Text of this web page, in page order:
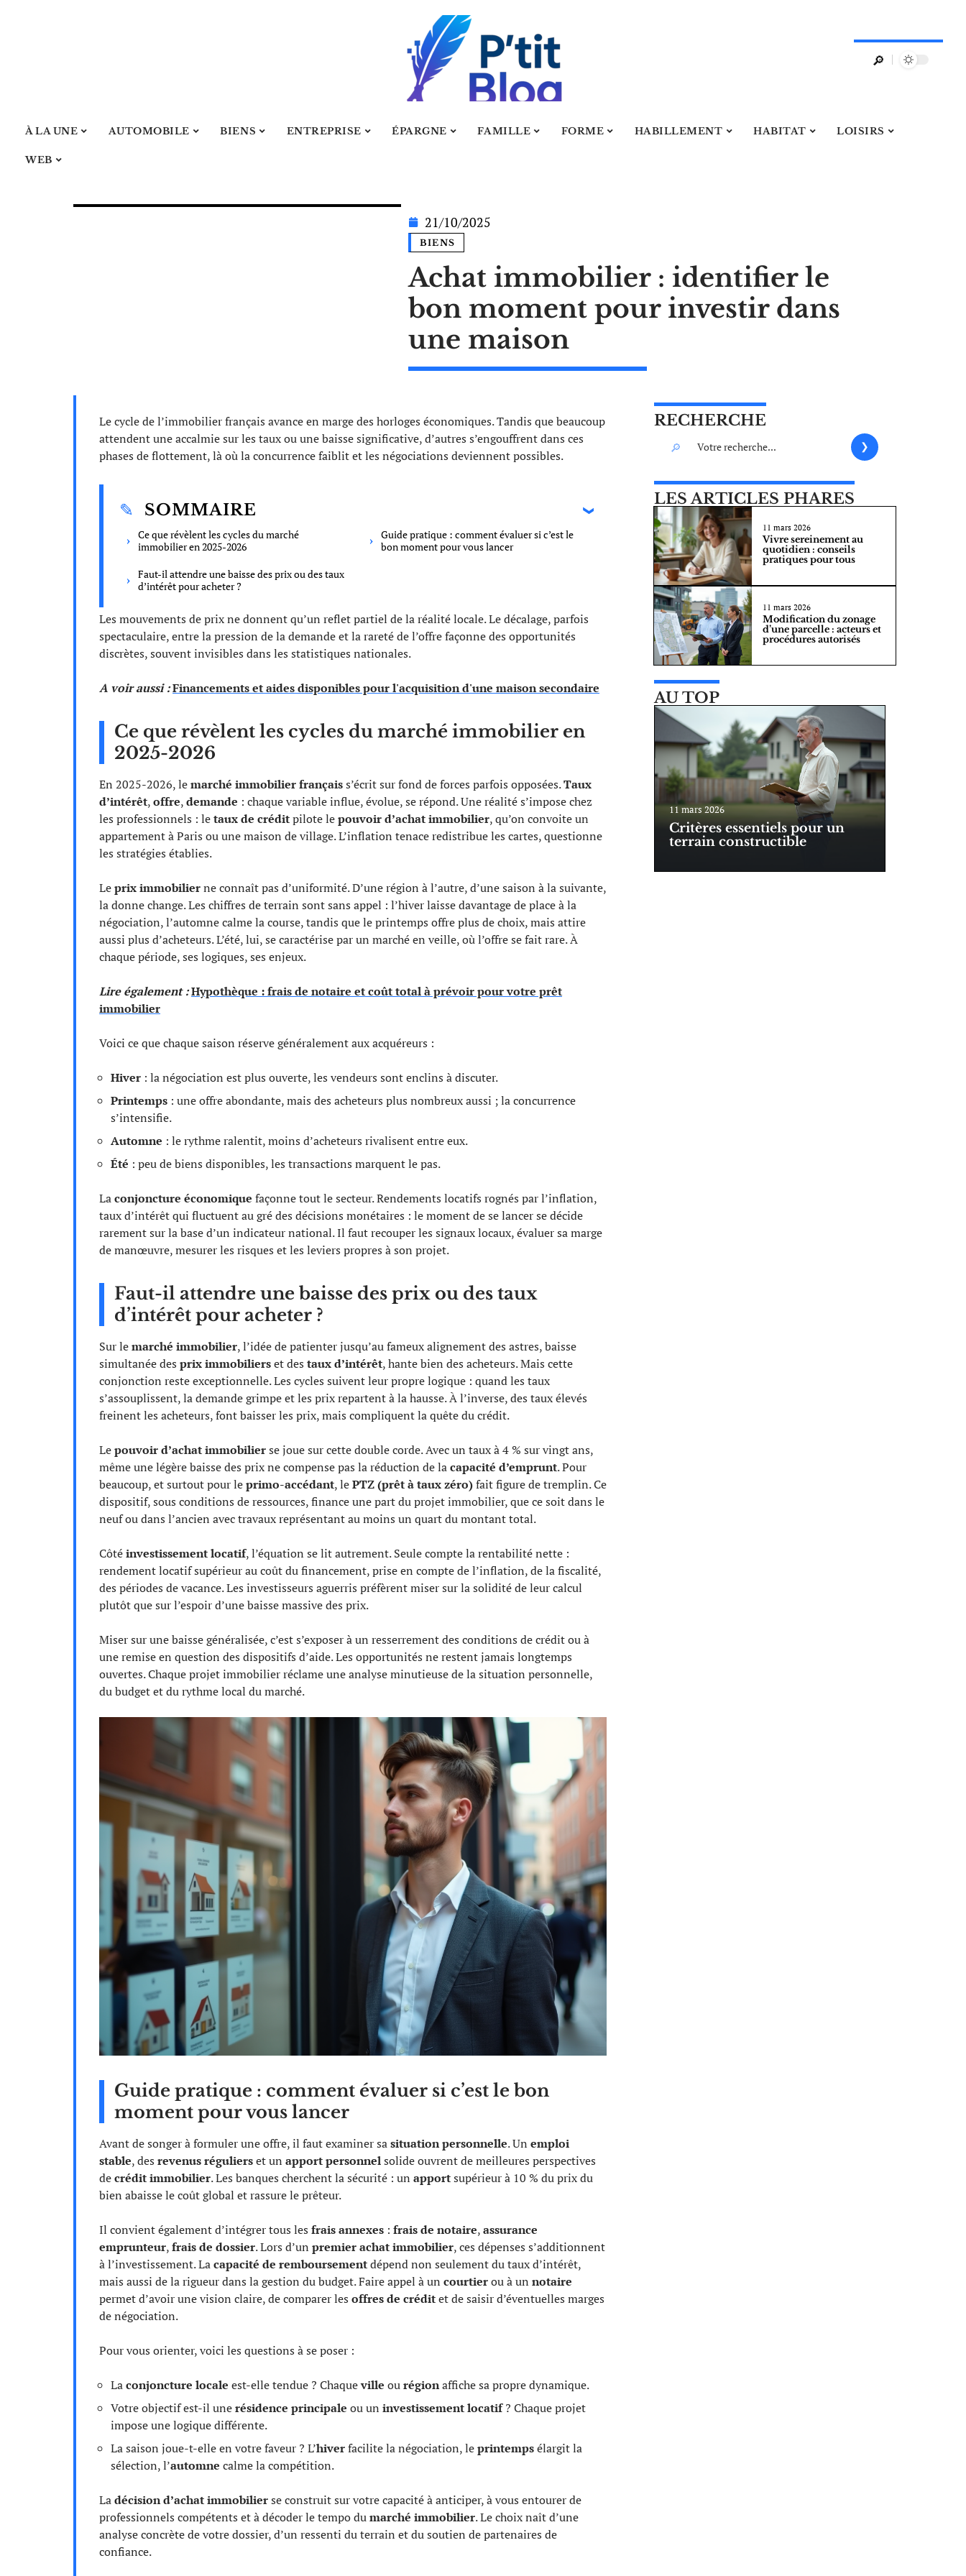
À LA UNE AUTOMOBILE BIENS ENTREPRISE ÉPARGNE FAMILLE FORME HABILLEMENT HABITAT LOISIRS
WEB
21/10/2025
BIENS
Achat immobilier : identifier le
bon moment pour investir dans
une maison
Le cycle de l’immobilier français avance en marge des horloges économiques. Tandis que beaucoup
attendent une accalmie sur les taux ou une baisse significative, d’autres s’engouffrent dans ces
phases de flottement, là où la concurrence faiblit et les négociations deviennent possibles.
SOMMAIRE
Ce que révèlent les cycles du marché
immobilier en 2025-2026
Faut-il attendre une baisse des prix ou des taux
d’intérêt pour acheter ?
Guide pratique : comment évaluer si c’est le
bon moment pour vous lancer
Les mouvements de prix ne donnent qu’un reflet partiel de la réalité locale. Le décalage, parfois
spectaculaire, entre la pression de la demande et la rareté de l’offre façonne des opportunités
discrètes, souvent invisibles dans les statistiques nationales.
A voir aussi :Financements et aides disponibles pour l'acquisition d'une maison secondaire
Ce que révèlent les cycles du marché immobilier en
2025-2026
En 2025-2026, lemarché immobilier françaiss’écrit sur fond de forces parfois opposées.Taux
d’intérêt,offre,demande : chaque variable influe, évolue, se répond. Une réalité s’impose chez
les professionnels : letaux de créditpilote lepouvoir d’achat immobilier, qu’on convoite un
appartement à Paris ou une maison de village. L’inflation tenace redistribue les cartes, questionne
les stratégies établies.
Leprix immobilierne connaît pas d’uniformité. D’une région à l’autre, d’une saison à la suivante,
la donne change. Les chiffres de terrain sont sans appel : l’hiver laisse davantage de place à la
négociation, l’automne calme la course, tandis que le printemps offre plus de choix, mais attire
aussi plus d’acheteurs. L’été, lui, se caractérise par un marché en veille, où l’offre se fait rare. À
chaque période, ses logiques, ses enjeux.
Lire également :Hypothèque : frais de notaire et coût total à prévoir pour votre prêt
immobilier
Voici ce que chaque saison réserve généralement aux acquéreurs :
Hiver : la négociation est plus ouverte, les vendeurs sont enclins à discuter.
Printemps : une offre abondante, mais des acheteurs plus nombreux aussi ; la concurrence
s’intensifie.
Automne : le rythme ralentit, moins d’acheteurs rivalisent entre eux.
Été : peu de biens disponibles, les transactions marquent le pas.
Laconjoncture économique façonne tout le secteur. Rendements locatifs rognés par l’inflation,
taux d’intérêt qui fluctuent au gré des décisions monétaires : le moment de se lancer se décide
rarement sur la base d’un indicateur national. Il faut recouper les signaux locaux, évaluer sa marge
de manœuvre, mesurer les risques et les leviers propres à son projet.
Faut-il attendre une baisse des prix ou des taux
d’intérêt pour acheter ?
Sur lemarché immobilier, l’idée de patienter jusqu’au fameux alignement des astres, baisse
simultanée des prix immobilierset des taux d’intérêt, hante bien des acheteurs. Mais cette
conjonction reste exceptionnelle. Les cycles suivent leur propre logique : quand les taux
s’assouplissent, la demande grimpe et les prix repartent à la hausse. À l’inverse, des taux élevés
freinent les acheteurs, font baisser les prix, mais compliquent la quête du crédit.
Lepouvoir d’achat immobilierse joue sur cette double corde. Avec un taux à 4 % sur vingt ans,
même une légère baisse des prix ne compense pas la réduction de lacapacité d’emprunt. Pour
beaucoup, et surtout pour leprimo-accédant, lePTZ (prêt à taux zéro)fait figure de tremplin. Ce
dispositif, sous conditions de ressources, finance une part du projet immobilier, que ce soit dans le
neuf ou dans l’ancien avec travaux représentant au moins un quart du montant total.
Côtéinvestissement locatif, l’équation se lit autrement. Seule compte la rentabilité nette :
rendement locatif supérieur au coût du financement, prise en compte de l’inflation, de la fiscalité,
des périodes de vacance. Les investisseurs aguerris préfèrent miser sur la solidité de leur calcul
plutôt que sur l’espoir d’une baisse massive des prix.
Miser sur une baisse généralisée, c’est s’exposer à un resserrement des conditions de crédit ou à
une remise en question des dispositifs d’aide. Les opportunités ne restent jamais longtemps
ouvertes. Chaque projet immobilier réclame une analyse minutieuse de la situation personnelle,
du budget et du rythme local du marché.
Guide pratique : comment évaluer si c’est le bon
moment pour vous lancer
Avant de songer à formuler une offre, il faut examiner sasituation personnelle. Un emploi
stable, des revenus régulierset un apport personnelsolide ouvrent de meilleures perspectives
decrédit immobilier. Les banques cherchent la sécurité : un apportsupérieur à 10 % du prix du
bien abaisse le coût global et rassure le prêteur.
Il convient également d’intégrer tous les frais annexes : frais de notaire,assurance
emprunteur,frais de dossier. Lors d’un premier achat immobilier, ces dépenses s’additionnent
à l’investissement. Lacapacité de remboursementdépend non seulement du taux d’intérêt,
mais aussi de la rigueur dans la gestion du budget. Faire appel à un courtierou à un notaire
permet d’avoir une vision claire, de comparer les offres de créditet de saisir d’éventuelles marges
de négociation.
Pour vous orienter, voici les questions à se poser :
Laconjoncture locale est-elle tendue ? Chaqueville ourégionaffiche sa propre dynamique.
Votre objectif est-il unerésidence principale ou un investissement locatif? Chaque projet
impose une logique différente.
La saison joue-t-elle en votre faveur ? L’hiverfacilite la négociation, leprintempsélargit la
sélection, l’automne calme la compétition.
Ladécision d’achat immobilierse construit sur votre capacité à anticiper, à vous entourer de
professionnels compétents et à décoder le tempo dumarché immobilier. Le choix naît d’une
analyse concrète de votre dossier, d’un ressenti du terrain et du soutien de partenaires de
confiance.
RECHERCHE
LES ARTICLES PHARES
11 mars 2026
Vivre sereinement au
quotidien : conseils
pratiques pour tous
11 mars 2026
Modification du zonage
d’une parcelle : acteurs et
procédures autorisés
AU TOP
11 mars 2026
Critères essentiels pour un
terrain constructible